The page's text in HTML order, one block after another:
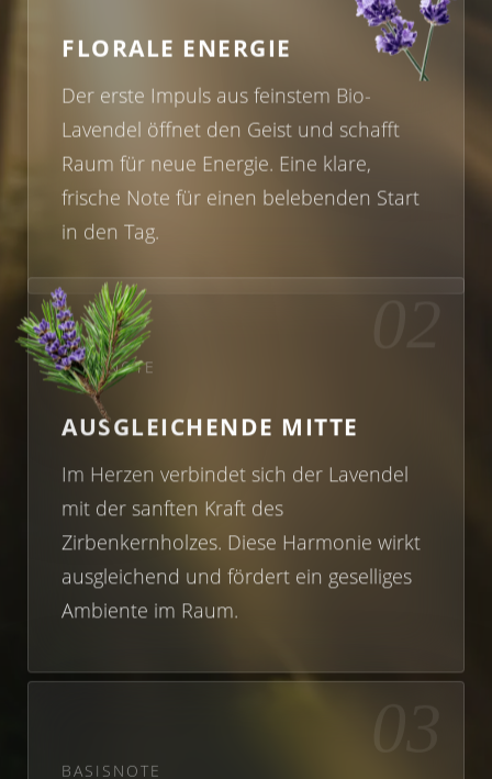
FLORALE ENERGIE
Der erste Impuls aus feinstem Bio-
Lavendel öffnet den Geist und schafft
Raum für neue Energie. Eine klare,
frische Note für einen belebenden Start
in den Tag.
HERZNOTE
AUSGLEICHENDE MITTE
Im Herzen verbindet sich der Lavendel
mit der sanften Kraft des
Zirbenkernholzes. Diese Harmonie wirkt
ausgleichend und fördert ein geselliges
Ambiente im Raum.
03
BASISNOTE